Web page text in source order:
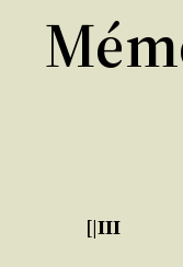
[|III